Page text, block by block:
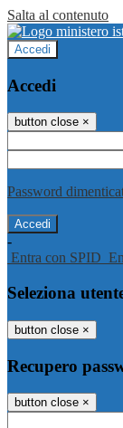
Salta al contenuto
Accedi
Accedi
button close ×
Password
-
Entra con SPID
Seleziona
button close ×
Recupero
button close ×